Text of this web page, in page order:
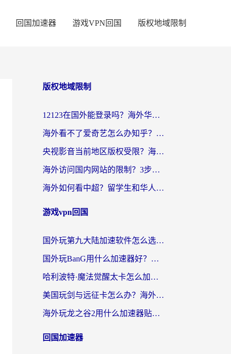
回国加速器 游戏VPN回国 版权地域限制
版权地域限制
12123在国外能登录吗？海外华人亲测有效的回国加速器选择指南
海外看不了爱奇艺怎么办知乎？留学生亲测有效的回国加速方案
央视影音当前地区版权受限？海外党看国内剧、追电视台的终极解决方案
海外访问国内网站的限制？3步教你无缝解锁国内资源（附实测最优工具）
海外如何看中超？留学生和华人的体育赛事观看终极指南（附欧洲杯奥运会观看技巧）
游戏vpn回国
国外玩第九大陆加速软件怎么选？2026终极指南帮你告别延迟卡顿
国外玩BanG用什么加速器好？海外玩家亲测的国服游戏加速终极方案
哈利波特·魔法觉醒太卡怎么加速？海外党亲测有效的国服游戏加速指南
美国玩剑与远征卡怎么办？海外党亲测有效的国服游戏加速指南
海外玩龙之谷2用什么加速器贴吧？老玩家实测推荐，附新加坡猎魂觉醒国外剑与远征加速攻略
回国加速器